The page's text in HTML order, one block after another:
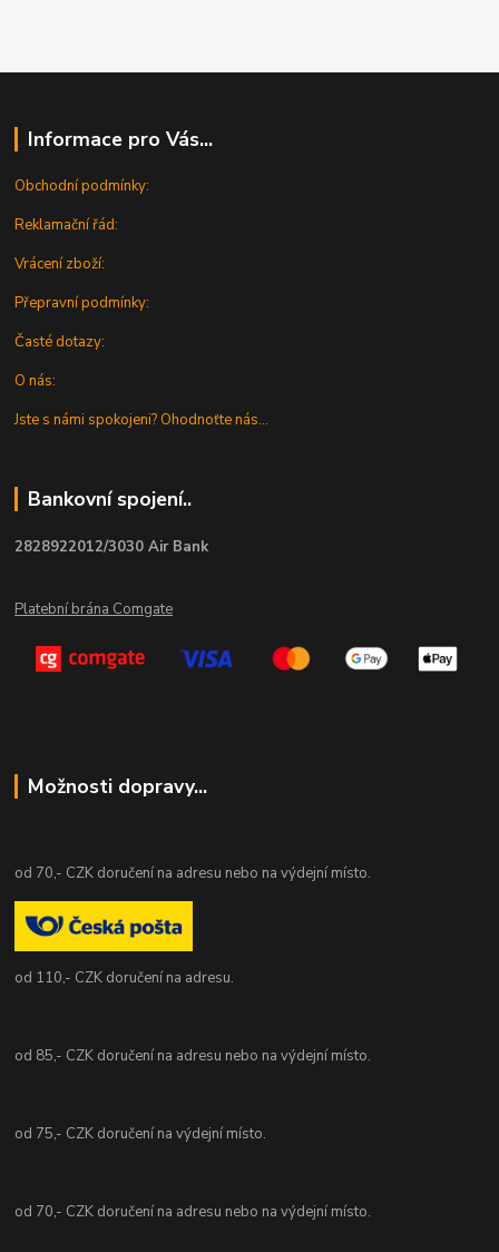
Informace pro Vás...
Obchodní podmínky:
Reklamační řád:
Vrácení zboží:
Přepravní podmínky:
Časté dotazy:
O nás:
Jste s námi spokojeni? Ohodnoťte nás...
Bankovní spojení..
2828922012/3030 Air Bank
Platební brána Comgate
Možnosti dopravy...
od 70,- CZK doručení na adresu nebo na výdejní místo.
od 110,- CZK doručení na adresu.
od 85,- CZK doručení na adresu nebo na výdejní místo.
od 75,- CZK doručení na výdejní místo.
od 70,- CZK doručení na adresu nebo na výdejní místo.